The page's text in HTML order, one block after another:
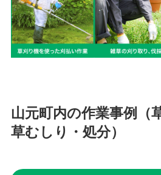
山元町内の作業事例（
草むしり・処分）